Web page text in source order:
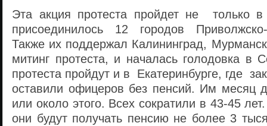
Эта акция протеста пройдет не только
присоединилось 12 городов Приволжско-
Также их поддержал Калининград,
митинг протеста, и началась голодовка в
протеста пройдут и в Екатеринбурге, где
оставили офицеров без пенсий. Им месяц
или около этого. Всех сократили в 43-45
они будут получать пенсию не более 3